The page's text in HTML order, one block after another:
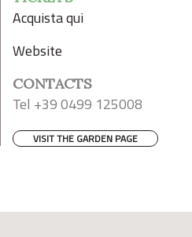
Acquista qui
Website
CONTACTS
Tel +39 0499 125008
VISIT THE GARDEN PAGE